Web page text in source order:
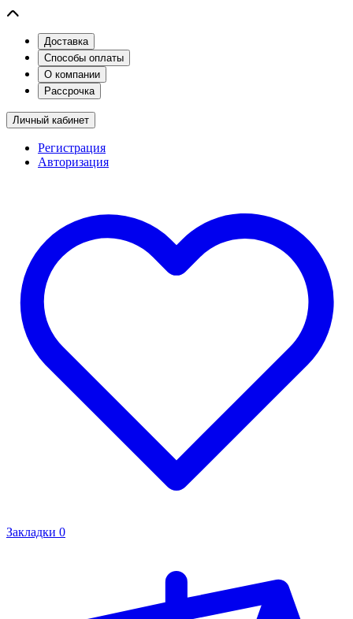
Доставка
Способы оплаты
О компании
Рассрочка
Личный кабинет
Регистрация
Авторизация
Закладки 0